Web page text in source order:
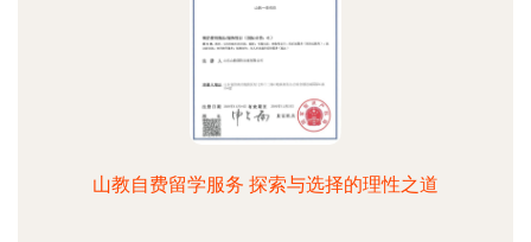
山教自费留学服务 探索与选择的理性之道